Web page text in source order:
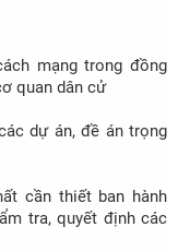
mạng trong đồng
quan dân cử
dự án, đề án trọng
cần thiết ban hành
tra, quyết định các